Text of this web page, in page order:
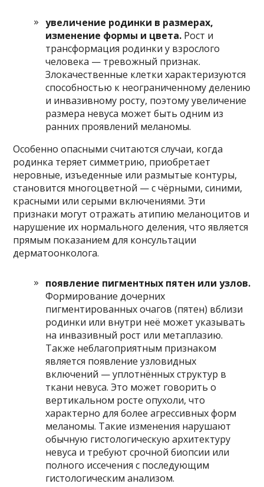
увеличение родинки в размерах,
изменение формы и цвета. Рост и
трансформация родинки у взрослого
человека — тревожный признак.
Злокачественные клетки характеризуются
способностью к неограниченному делению
и инвазивному росту, поэтому увеличение
размера невуса может быть одним из
ранних проявлений меланомы.
Особенно опасными считаются случаи, когда
родинка теряет симметрию, приобретает
неровные, изъеденные или размытые контуры,
становится многоцветной — с чёрными, синими,
красными или серыми включениями. Эти
признаки могут отражать атипию меланоцитов и
нарушение их нормального деления, что является
прямым показанием для консультации
дерматоонколога.
появление пигментных пятен или узлов.
Формирование дочерних
пигментированных очагов (пятен) вблизи
родинки или внутри неё может указывать
на инвазивный рост или метаплазию.
Также неблагоприятным признаком
является появление узловидных
включений — уплотнённых структур в
ткани невуса. Это может говорить о
вертикальном росте опухоли, что
характерно для более агрессивных форм
меланомы. Такие изменения нарушают
обычную гистологическую архитектуру
невуса и требуют срочной биопсии или
полного иссечения с последующим
гистологическим анализом.